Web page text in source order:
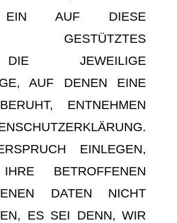
AUF DIESE
GESTÜTZTES
JEWEILIGE
AUF DENEN EINE
ENTNEHMEN
EINLEGEN,
BETROFFENEN
DATEN NICHT
ES SEI DENN, WIR